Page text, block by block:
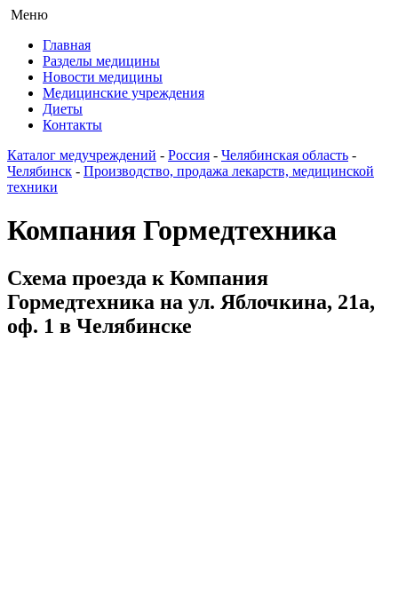
Меню
Главная
Разделы медицины
Новости медицины
Медицинские учреждения
Диеты
Контакты
Каталог медучреждений - Россия - Челябинская область -
Челябинск - Производство, продажа лекарств, медицинской
техники
Компания Гормедтехника
Схема проезда к Компания
Гормедтехника на ул. Яблочкина, 21а,
оф. 1 в Челябинске